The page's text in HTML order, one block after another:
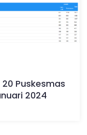
Puskesmas
2024